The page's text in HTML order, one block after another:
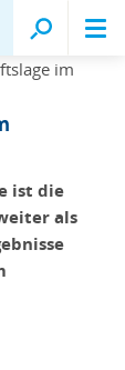
im
ist die
als